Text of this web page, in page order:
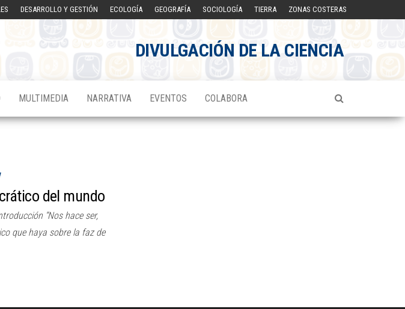
DESARROLLO Y GESTIÓN ECOLOGÍA GEOGRAFÍA SOCIOLOGÍA TIERRA ZONAS COSTERAS
DIVULGACIÓN DE LA CIENCIA
MULTIMEDIA NARRATIVA EVENTOS COLABORA
del mundo
“Nos hace ser,
que haya sobre la faz de